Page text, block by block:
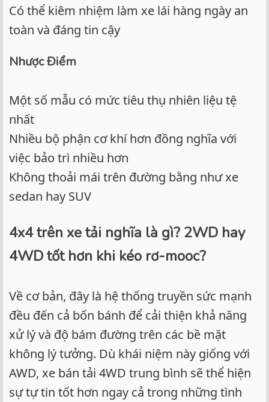
Có thể kiêm nhiệm làm xe lái hàng ngày an
toàn và đáng tin cậy
Nhược Điểm
Một số mẫu có mức tiêu thụ nhiên liệu tệ
nhất
Nhiều bộ phận cơ khí hơn đồng nghĩa với
việc bảo trì nhiều hơn
Không thoải mái trên đường bằng như xe
sedan hay SUV
4x4 trên xe tải nghĩa là gì? 2WD hay
4WD tốt hơn khi kéo rơ-mooc?
Về cơ bản, đây là hệ thống truyền sức mạnh
đều đến cả bốn bánh để cải thiện khả năng
xử lý và độ bám đường trên các bề mặt
không lý tưởng. Dù khái niệm này giống với
AWD, xe bán tải 4WD trung bình sẽ thể hiện
sự tự tin tốt hơn ngay cả trong những tình